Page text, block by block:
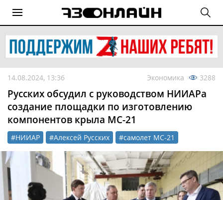
14.08.2024, 13:36 Экономика 3288
Русских обсудил с руководством НИИАРа
создание площадки по изготовлению
компонентов крыла МС-21
#НИИАР #Алексей Русских #самолет МС-21